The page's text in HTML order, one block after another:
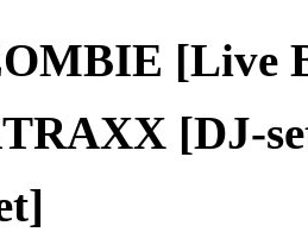
[Live
[DJ-